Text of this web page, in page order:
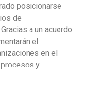
posicionarse
de
a un acuerdo
el
en el
y